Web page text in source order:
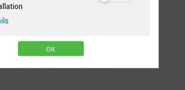
Referenzen
Auswahl unserer Kunden
OK